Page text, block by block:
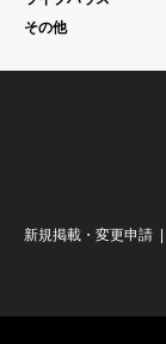
その他
新規掲載・変更申請